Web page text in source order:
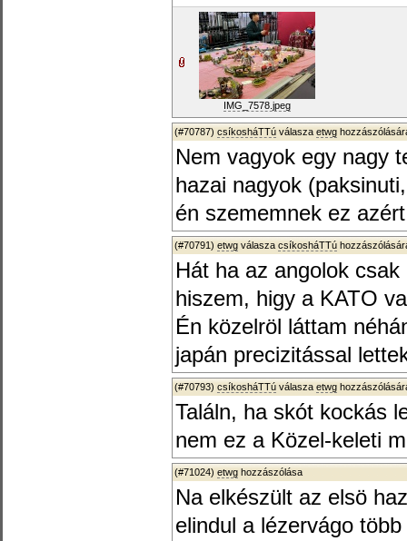
IMG_7578.jpeg
(#70787) csíkosháTTú válasza etwg
Nem vagyok egy nagy
hazai nagyok
én szememnek ez
(#70791) etwg válasza csíkosháTTú
Hát ha az angolok
hiszem, higy a KATO
Én közelröl láttam
japán precizitással
(#70793) csíkosháTTú válasza etwg
Találn, ha skót kockás
nem ez a Közel-keleti
(#71024) etwg hozzászólása
Na elkészült az elsö
elindul a lézervágo